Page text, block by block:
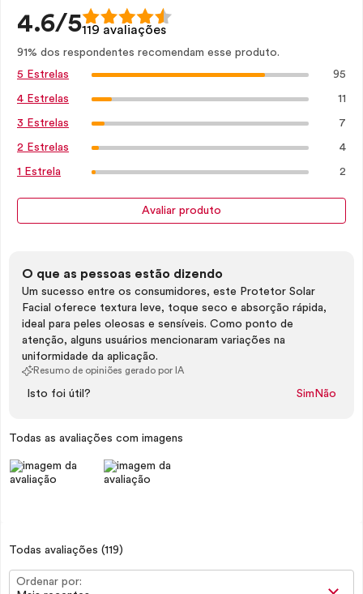
4.6/5119 avaliações
91% dos respondentes recomendam esse produto.
5 Estrelas
95
4 Estrelas 11
3 Estrelas 7
2 Estrelas 4
1 Estrela 2
Avaliar produto
O que as pessoas estão dizendo
Um sucesso entre os consumidores, este Protetor Solar
Facial oferece textura leve, toque seco e absorção rápida,
ideal para peles oleosas e sensíveis. Como ponto de
atenção, alguns usuários mencionaram variações na
uniformidade da aplicação.
Resumo de opiniões gerado por IA
Isto foi útil? Sim Não
Todas as avaliações com imagens
Todas avaliações (119)
Ordenar por: